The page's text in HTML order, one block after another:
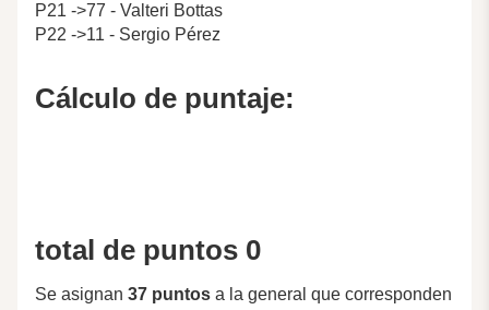
P21 ->77 - Valteri Bottas
P22 ->11 - Sergio Pérez
Cálculo de puntaje:
total de puntos 0
Se asignan 37 puntos a la general que corresponden